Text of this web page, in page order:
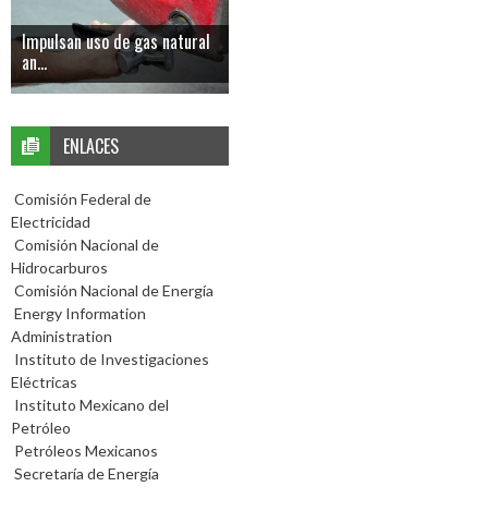
Impulsan uso de gas natural
an...
ENLACES
Comisión Federal de
Electricidad
Comisión Nacional de
Hidrocarburos
Comisión Nacional de Energía
Energy Information
Administration
Instituto de Investigaciones
Eléctricas
Instituto Mexicano del
Petróleo
Petróleos Mexicanos
Secretaría de Energía